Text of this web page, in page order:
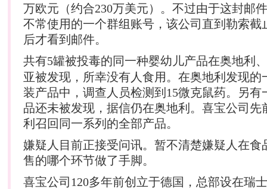
万欧元（约合230万美元）。不过由于这封邮
不常使用的一个群组账号，该公司直到勒索截
后才看到邮件。
共有5罐被投毒的同一种婴幼儿产品在奥地利
亚被发现，所幸没有人食用。在奥地利发现的
装产品中，调查人员检测到15微克鼠药。另有
品还未被发现，据信仍在奥地利。喜宝公司先
利召回同一系列的全部产品。
嫌疑人目前正接受问讯。暂不清楚嫌疑人在食
售的哪个环节做了手脚。
喜宝公司120多年前创立于德国，总部设在瑞